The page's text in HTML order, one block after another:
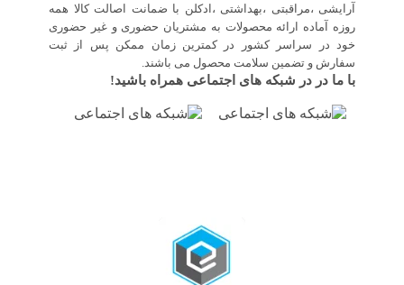
آرایشی ،مراقبتی ،بهداشتی ،ادکلن با ضمانت اصالت کالا همه
روزه آماده ارائه محصولات به مشتریان حضوری و غیر حضوری
خود در سراسر کشور در کمترین زمان ممکن پس از ثبت
سفارش و تضمین سلامت محصول می باشند.
با ما در در شبکه های اجتماعی همراه باشید!